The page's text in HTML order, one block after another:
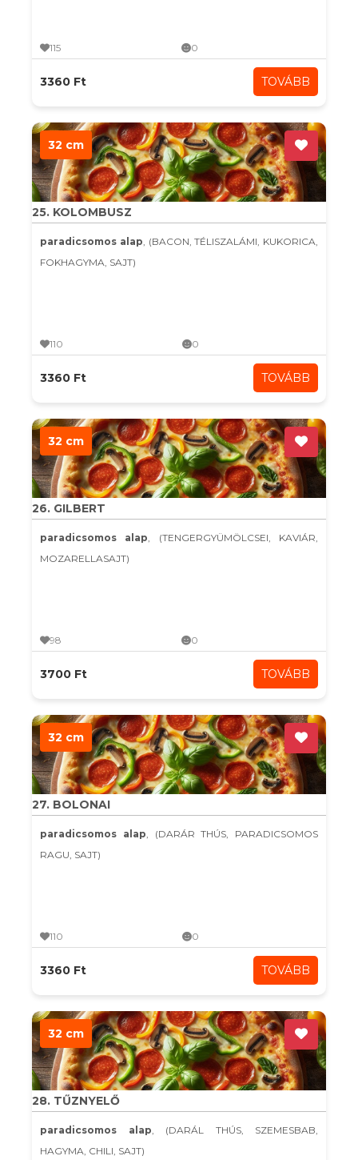
115 0
3360 Ft TOVÁBB
32 cm
25. KOLOMBUSZ
paradicsomos alap, (BACON, TÉLISZALÁMI, KUKORICA,
FOKHAGYMA, SAJT)
110 0
3360 Ft TOVÁBB
32 cm
26. GILBERT
paradicsomos alap, (TENGERGYÜMÖLCSEI, KAVIÁR,
MOZARELLASAJT)
98 0
3700 Ft TOVÁBB
32 cm
27. BOLONAI
paradicsomos alap, (DARÁR THÚS, PARADICSOMOS
RAGU, SAJT)
110 0
3360 Ft TOVÁBB
32 cm
28. TŰZNYELŐ
paradicsomos alap, (DARÁL THÚS, SZEMESBAB,
HAGYMA, CHILI, SAJT)